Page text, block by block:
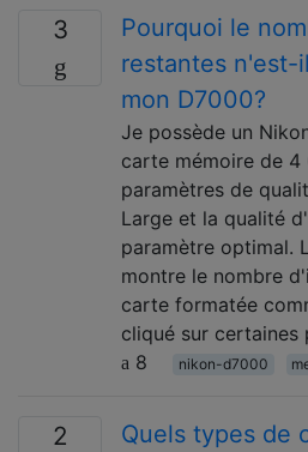
3
Pourquoi le
restantes n'est-
mon D7000?
Je possède un
carte mémoire de 4
paramètres de
Large et la qualité
paramètre optimal.
montre le nombre
carte formatée
cliqué sur
8
nikon-d7000
2
Quels types de